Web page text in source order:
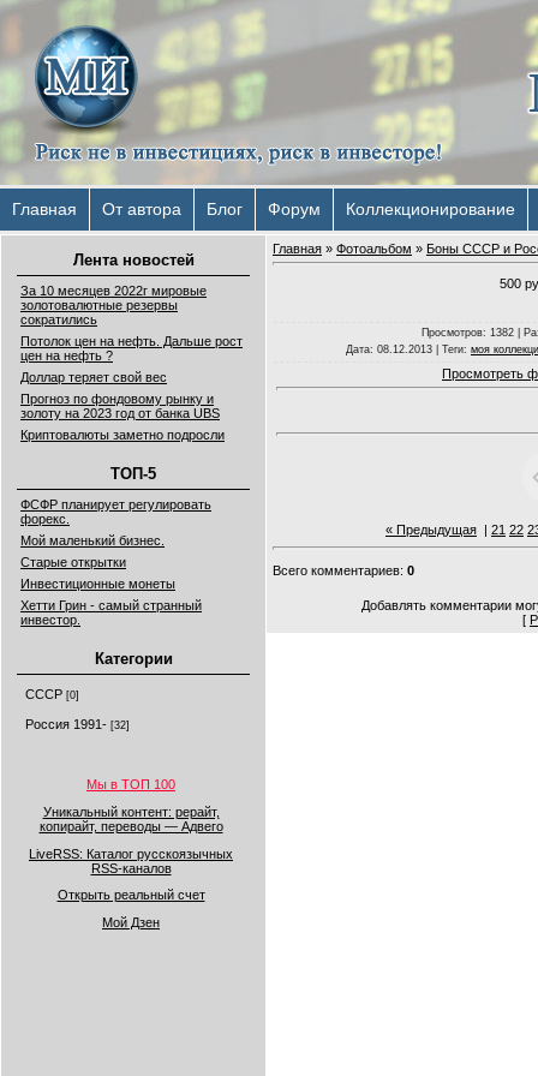
Главная От автора Блог Форум Коллекционирование
Лента новостей
За 10 месяцев 2022г мировые
золотовалютные резервы
сократились
Потолок цен на нефть. Дальше рост
цен на нефть ?
Доллар теряет свой вес
Прогноз по фондовому рынку и
золоту на 2023 год от банка UBS
Криптовалюты заметно подросли
ТОП-5
ФСФР планирует регулировать
форекс.
Мой маленький бизнес.
Старые открытки
Инвестиционные монеты
Хетти Грин - самый странный
инвестор.
Категории
СССР [0]
Россия 1991- [32]
Мы в ТОП 100
Уникальный контент: рерайт,
копирайт, переводы — Адвего
LiveRSS: Каталог русскоязычных
RSS-каналов
Открыть реальный счет
Мой Дзен
Главная » Фотоальбом » Боны СССР и
500
Просмотров: 1382 |
Дата: 08.12.2013 | Теги: моя
Просмотреть
« Предыдущая | 21 22
Всего комментариев: 0
Добавлять комментарии
[